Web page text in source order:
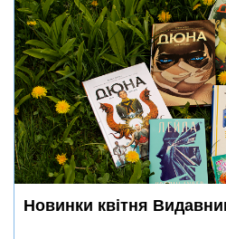
Новинки квітня